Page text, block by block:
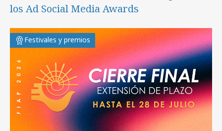
los Ad Social Media Awards
Festivales y premios